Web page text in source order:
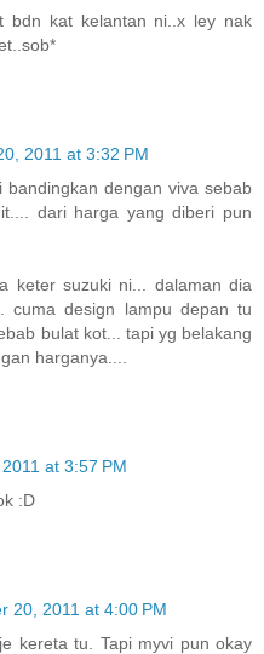
bdn kat kelantan ni..x ley nak
2011 at 3:32 PM
dengan viva sebab
dari harga yang diberi pun
keter suzuki ni... dalaman dia
cuma design lampu depan tu
bulat kot... tapi yg belakang
harganya....
at 3:57 PM
:D
20, 2011 at 4:00 PM
kereta tu. Tapi myvi pun okay